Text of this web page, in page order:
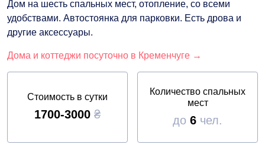
Дом на шесть спальных мест, отопление, со всеми
удобствами. Автостоянка для парковки. Есть дрова и
другие аксессуары.
Дома и коттеджи посуточно в Кременчуге →
Стоимость в сутки
1700-3000₴
Количество спальных
мест
до6 чел.